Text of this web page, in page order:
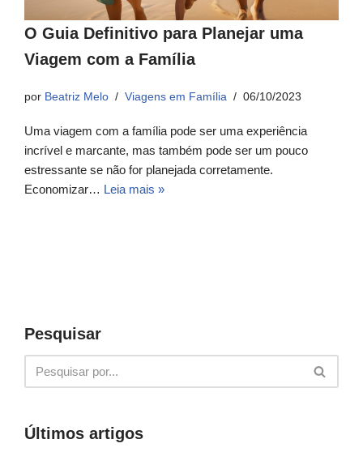
O Guia Definitivo para Planejar uma
Viagem com a Família
por Beatriz Melo Viagens em Família 06/10/2023
Uma viagem com a família pode ser uma experiência
incrível e marcante, mas também pode ser um pouco
estressante se não for planejada corretamente.
Economizar… Leia mais »
Pesquisar
Últimos artigos